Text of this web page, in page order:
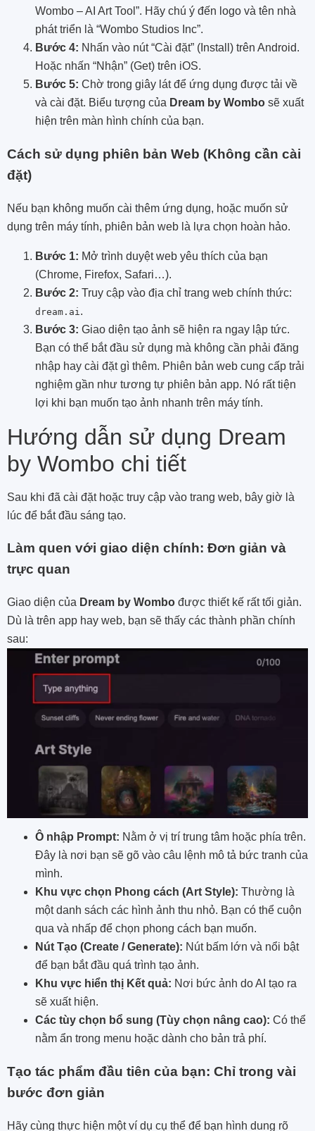
Wombo – AI Art Tool”. Hãy chú ý đến logo và tên nhà
phát triển là “Wombo Studios Inc”.
Bước 4: Nhấn vào nút “Cài đặt” (Install) trên Android.
Hoặc nhấn “Nhận” (Get) trên iOS.
Bước 5: Chờ trong giây lát để ứng dụng được tải về
và cài đặt. Biểu tượng của Dream by Wombo sẽ xuất
hiện trên màn hình chính của bạn.
Cách sử dụng phiên bản Web (Không cần cài
đặt)
Nếu bạn không muốn cài thêm ứng dụng, hoặc muốn sử
dụng trên máy tính, phiên bản web là lựa chọn hoàn hảo.
Bước 1: Mở trình duyệt web yêu thích của bạn
(Chrome, Firefox, Safari…).
Bước 2: Truy cập vào địa chỉ trang web chính thức:
dream.ai .
Bước 3: Giao diện tạo ảnh sẽ hiện ra ngay lập tức.
Bạn có thể bắt đầu sử dụng mà không cần phải đăng
nhập hay cài đặt gì thêm. Phiên bản web cung cấp trải
nghiệm gần như tương tự phiên bản app. Nó rất tiện
lợi khi bạn muốn tạo ảnh nhanh trên máy tính.
Hướng dẫn sử dụng Dream
by Wombo chi tiết
Sau khi đã cài đặt hoặc truy cập vào trang web, bây giờ là
lúc để bắt đầu sáng tạo.
Làm quen với giao diện chính: Đơn giản và
trực quan
Giao diện của Dream by Wombo được thiết kế rất tối giản.
Dù là trên app hay web, bạn sẽ thấy các thành phần chính
sau:
Ô nhập Prompt: Nằm ở vị trí trung tâm hoặc phía trên.
Đây là nơi bạn sẽ gõ vào câu lệnh mô tả bức tranh của
mình.
Khu vực chọn Phong cách (Art Style): Thường là
một danh sách các hình ảnh thu nhỏ. Bạn có thể cuộn
qua và nhấp để chọn phong cách bạn muốn.
Nút Tạo (Create / Generate): Nút bấm lớn và nổi bật
để bạn bắt đầu quá trình tạo ảnh.
Khu vực hiển thị Kết quả: Nơi bức ảnh do AI tạo ra
sẽ xuất hiện.
Các tùy chọn bổ sung (Tùy chọn nâng cao): Có thể
nằm ẩn trong menu hoặc dành cho bản trả phí.
Tạo tác phẩm đầu tiên của bạn: Chỉ trong vài
bước đơn giản
Hãy cùng thực hiện một ví dụ cụ thể để bạn hình dung rõ